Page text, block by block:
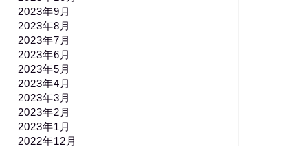
2023年9月
2023年8月
2023年7月
2023年6月
2023年5月
2023年4月
2023年3月
2023年2月
2023年1月
2022年12月